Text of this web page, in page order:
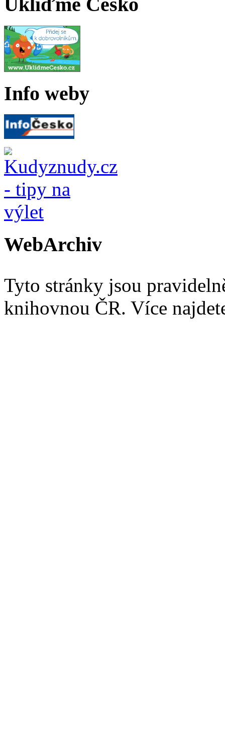
Info weby
WebArchiv
Tyto stránky jsou
knihovnou ČR. Více